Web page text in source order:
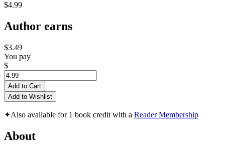
$4.99
Author earns
$3.49
You pay
$
Add to Cart
Add to Wishlist
✦Also available for 1 book credit with a Reader Membership
About